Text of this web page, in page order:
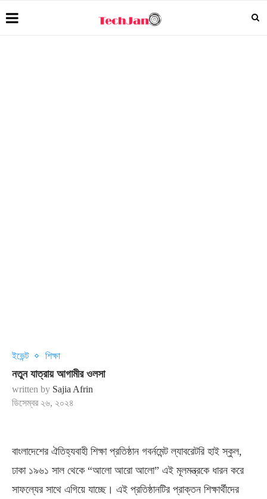
ইভেন্ট শিক্ষা
নতুন যাত্রায় আগামীর ওলসা
written by Sajia Afrin
ডিসেম্বর ২৬, ২০২৪
বাংলাদেশের ঐতিহ্যবাহী শিক্ষা প্রতিষ্ঠান গবর্নমেন্ট ল্যাবরেটরি হাই স্কুল,
ঢাকা ১৯৬১ সাল থেকে “আলো আরো আলো” এই মূলমন্ত্রকে ধারন করে
সাফল্যের সাথে এগিয়ে যাচ্ছে। এই প্রতিষ্ঠানটির প্রাক্তন শিক্ষার্থীদের